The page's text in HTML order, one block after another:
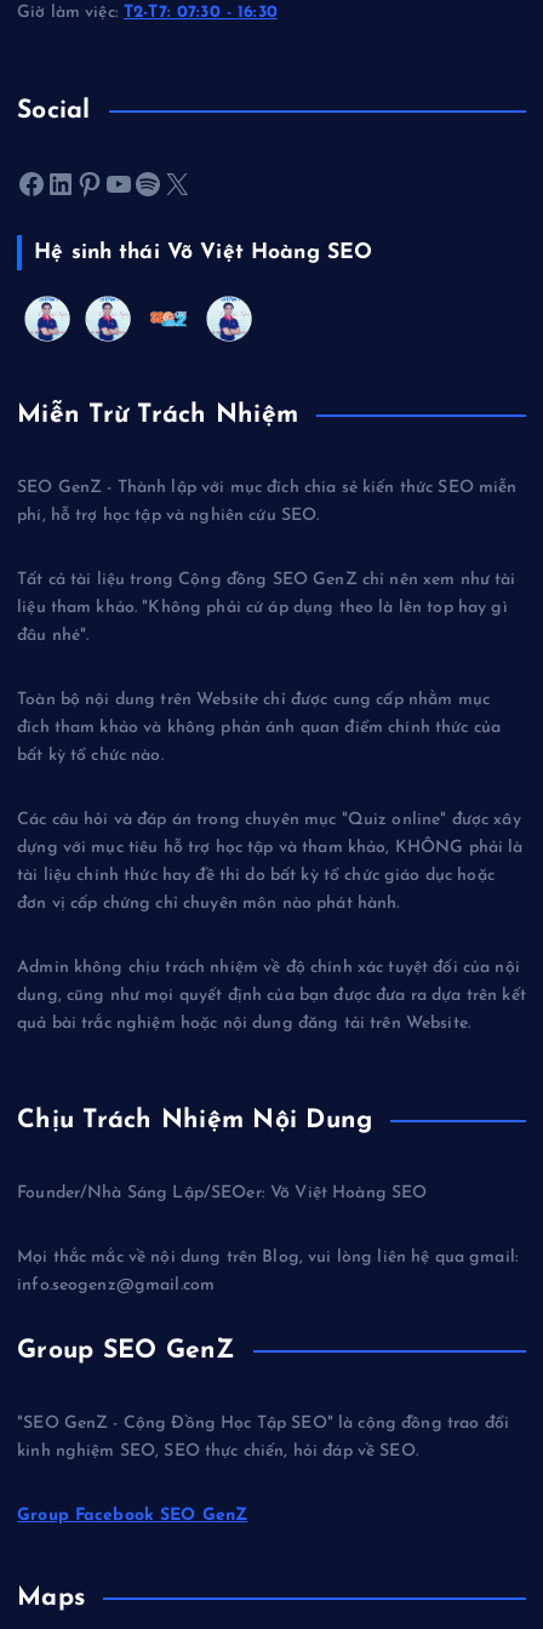
Giờ làm việc:T2-T7: 07:30 - 16:30
Social
Facebook LinkedIn Pinterest Youtube Spotify X
Hệ sinh thái Võ Việt Hoàng SEO
Miễn Trừ Trách Nhiệm
SEO GenZ - Thành lập với mục đích chia sẻ kiến thức SEO miễn
phí, hỗ trợ học tập và nghiên cứu SEO.
Tất cả tài liệu trong Cộng đồng SEO GenZ chỉ nên xem như tài
liệu tham khảo. "Không phải cứ áp dụng theo là lên top hay gì
đâu nhé".
Toàn bộ nội dung trên Website chỉ được cung cấp nhằm mục
đích tham khảo và không phản ánh quan điểm chính thức của
bất kỳ tổ chức nào.
Các câu hỏi và đáp án trong chuyên mục "Quiz online" được xây
dựng với mục tiêu hỗ trợ học tập và tham khảo, KHÔNG phải là
tài liệu chính thức hay đề thi do bất kỳ tổ chức giáo dục hoặc
đơn vị cấp chứng chỉ chuyên môn nào phát hành.
Admin không chịu trách nhiệm về độ chính xác tuyệt đối của nội
dung, cũng như mọi quyết định của bạn được đưa ra dựa trên kết
quả bài trắc nghiệm hoặc nội dung đăng tải trên Website.
Chịu Trách Nhiệm Nội Dung
Founder/Nhà Sáng Lập/SEOer: Võ Việt Hoàng SEO
Mọi thắc mắc về nội dung trên Blog, vui lòng liên hệ qua gmail:
info.seogenz@gmail.com
Group SEO GenZ
"SEO GenZ - Cộng Đồng Học Tập SEO" là cộng đồng trao đổi
kinh nghiệm SEO, SEO thực chiến, hỏi đáp về SEO.
Group Facebook SEO GenZ
Maps